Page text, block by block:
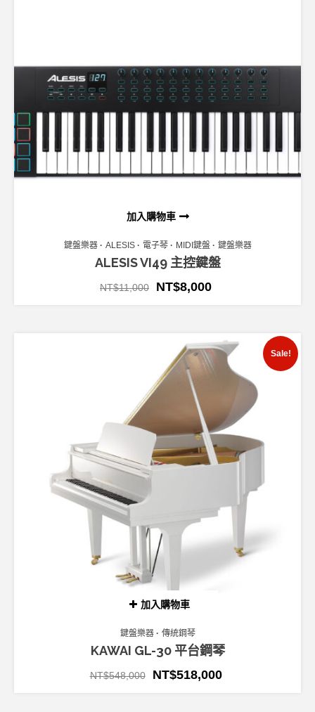
加入購物車
鍵盤樂器 ALESIS 電子琴 MIDI鍵盤 鍵盤樂器
ALESIS VI49 主控鍵盤
NT$11,000 NT$8,000
加入購物車
Sale!
鍵盤樂器 傳統鋼琴
KAWAI GL-30 平台鋼琴
NT$548,000 NT$518,000